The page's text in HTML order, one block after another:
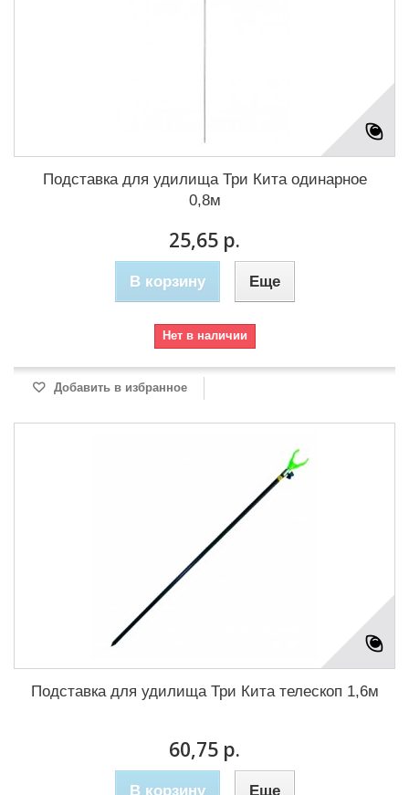
Подставка для удилища Три Кита одинарное
0,8м
25,65 р.
В корзину Еще
Нет в наличии
Добавить в избранное
Подставка для удилища Три Кита телескоп 1,6м
60,75 р.
В корзину Еще